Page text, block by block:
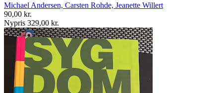
Michael Andersen, Carsten Rohde, Jeanette Willert
90,00 kr.
Nypris 329,00 kr.